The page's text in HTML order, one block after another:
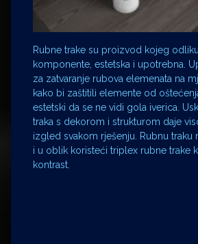
Rubne trake su proizvod kojeg
komponente, estetska i upotrebna.
za zatvaranje rubova elemenata na
kako bi zaštitili elemente od
estetski da se ne vidi gola iverica.
traka s dekorom i strukturom daje
izgled svakom rješenju. Rubnu traku
i u oblik koristeći triplex rubne trake
kontrast.